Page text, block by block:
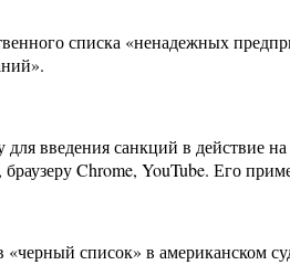
списка «ненадежных
введения санкций в действие на
Chrome, YouTube. Его
список» в американском